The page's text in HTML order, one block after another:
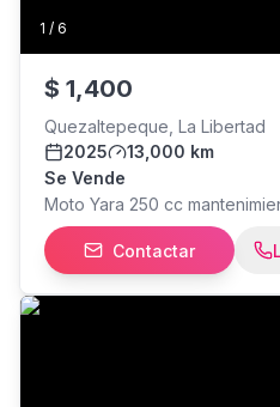
1 / 6
$ 1,400
Quezaltepeque, La Libertad
2025
13,000 km
Se Vende
Moto Yara 250 cc
Contactar